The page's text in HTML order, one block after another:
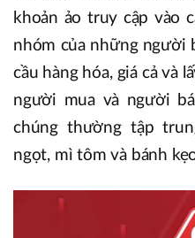
khoản ảo truy cập vào
nhóm của những người
cầu hàng hóa, giá cả và
người mua và người
chúng thường tập
ngọt, mì tôm và bánh